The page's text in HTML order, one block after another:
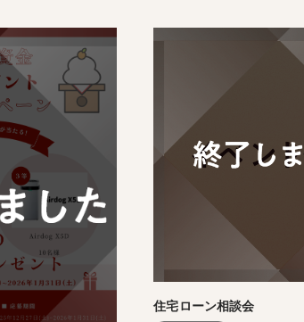
住宅ローン相談会